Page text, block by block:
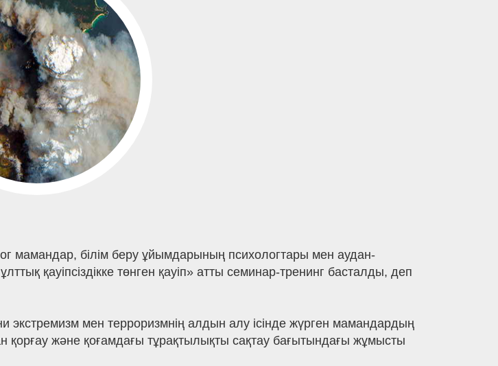
мамандар, білім беру ұйымдарының психологтары мен аудан-
қауіпсіздікке төнген қауіп» атты семинар-тренинг басталды, деп
экстремизм мен терроризмнің алдын алу ісінде жүрген мамандардың
қорғау және қоғамдағы тұрақтылықты сақтау бағытындағы жұмысты